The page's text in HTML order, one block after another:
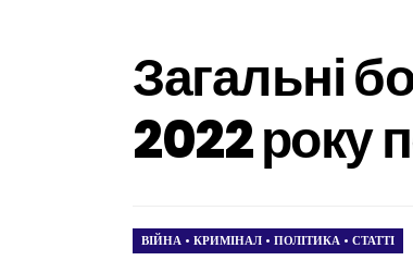
Загальні
2022 року
ВІЙНА • КРИМІНАЛ • ПОЛІТИКА • СТАТТІ